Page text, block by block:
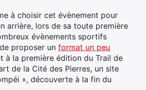
à choisir cet évènement pour
arrière, lors de sa toute première
évènements sportifs
proposer un format un peu
à la première édition du Trail de
de la Cité des Pierres, un site
», découverte à la fin du